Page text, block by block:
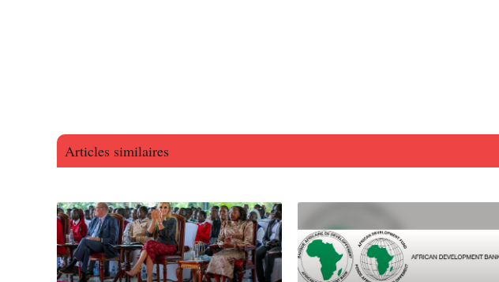
Articles similaires